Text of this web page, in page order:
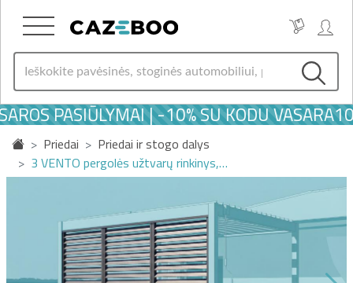
PASIŪLYMAI | -10% SU KODU VASARA10
Priedai
Priedai ir stogo dalys
3 VENTO pergolės užtvarų rinkinys,…